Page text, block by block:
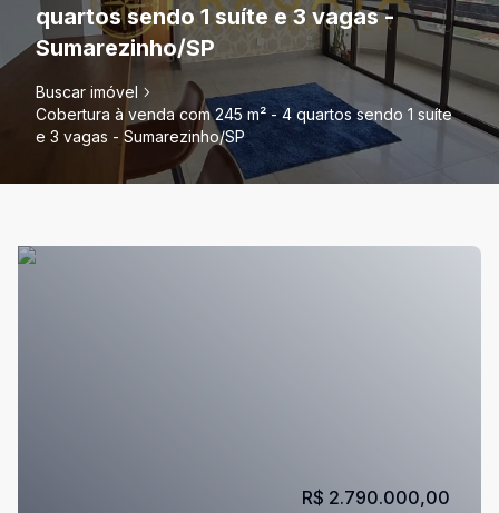
quartos sendo 1 suíte e 3 vagas -
Sumarezinho/SP
Buscar imóvel
Cobertura à venda com 245 m² - 4 quartos sendo 1 suíte
e 3 vagas - Sumarezinho/SP
R$ 2.790.000,00